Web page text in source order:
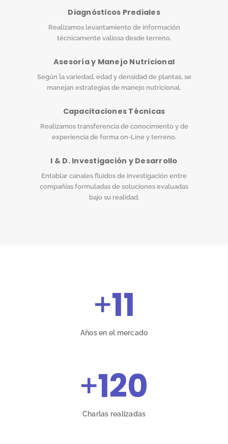
Diagnósticos Prediales
Realizamos levantamiento de información
técnicamente valiosa desde terreno.
Asesoría y Manejo Nutricional
Según la variedad, edad y densidad de plantas, se
manejan estrategias de manejo nutricional.
Capacitaciones Técnicas
Realizamos transferencia de conocimiento y de
experiencia de forma on-Line y terreno.
I & D. Investigación y Desarrollo
Entablar canales fluidos de investigación entre
compañías formuladas de soluciones evaluadas
bajo su realidad.
+11
Años en el mercado
+120
Charlas realizadas